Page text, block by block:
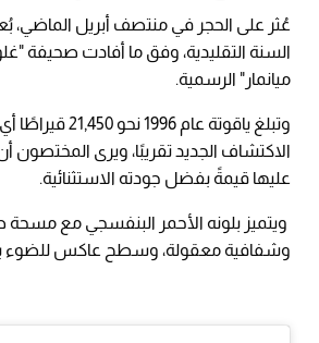
عُثر على الحجر في منتصف أبريل الماضي،
السنة التقليدية، وفق ما أفادت صحيفة
ميانمار" الرسمية.
وتبلغ ياقوتة عام
الاكتشاف الجديد تقريبًا، ويرى المختصون
عليها قيمةً بفضل جودته الاستثنائية.
ويتميز بلونه الأحمر البنفسجي مع مسحة
وشفافية معقولة، وسطح عاكس للضوء